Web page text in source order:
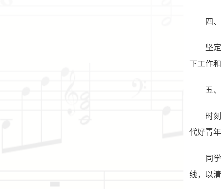
四
坚
下工作
五
时
代好青
同
线，以